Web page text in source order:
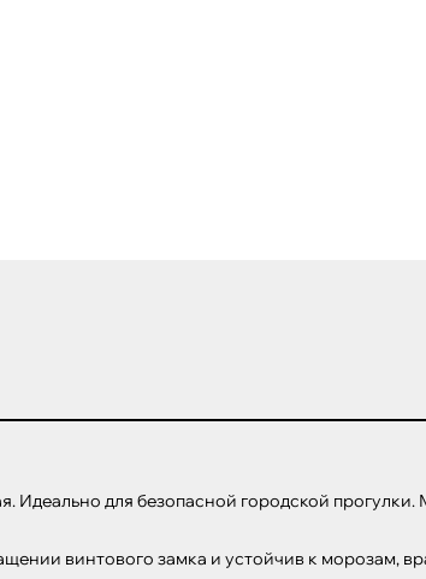
для безопасной городской
винтового замка и устойчив к морозам,